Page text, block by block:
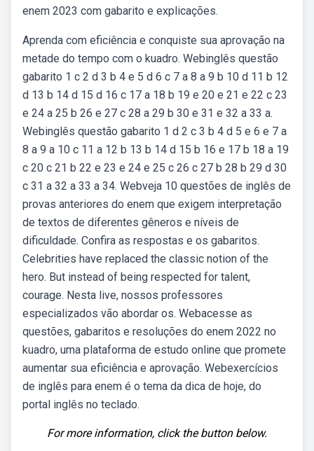
enem 2023 com gabarito e explicações.
Aprenda com eficiência e conquiste sua aprovação na
metade do tempo com o kuadro. Webinglês questão
gabarito 1 c 2 d 3 b 4 e 5 d 6 c 7 a 8 a 9 b 10 d 11 b 12
d 13 b 14 d 15 d 16 c 17 a 18 b 19 e 20 e 21 e 22 c 23
e 24 a 25 b 26 e 27 c 28 a 29 b 30 e 31 e 32 a 33 a.
Webinglês questão gabarito 1 d 2 c 3 b 4 d 5 e 6 e 7 a
8 a 9 a 10 c 11 a 12 b 13 b 14 d 15 b 16 e 17 b 18 a 19
c 20 c 21 b 22 e 23 e 24 e 25 c 26 c 27 b 28 b 29 d 30
c 31 a 32 a 33 a 34. Webveja 10 questões de inglês de
provas anteriores do enem que exigem interpretação
de textos de diferentes gêneros e níveis de
dificuldade. Confira as respostas e os gabaritos.
Celebrities have replaced the classic notion of the
hero. But instead of being respected for talent,
courage. Nesta live, nossos professores
especializados vão abordar os. Webacesse as
questões, gabaritos e resoluções do enem 2022 no
kuadro, uma plataforma de estudo online que promete
aumentar sua eficiência e aprovação. Webexercícios
de inglês para enem é o tema da dica de hoje, do
portal inglês no teclado.
For more information, click the button below.